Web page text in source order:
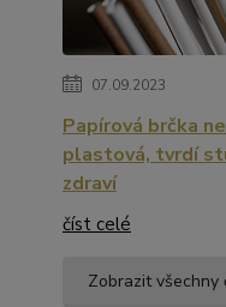
07.09.2023
Papírová brčka
plastová, tvrdí
zdraví
číst celé
Zobrazit všechny